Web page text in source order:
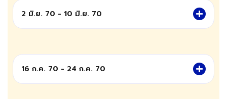
2 มิ.ย. 70 - 10 มิ.ย. 70
16 ก.ค. 70 - 24 ก.ค. 70